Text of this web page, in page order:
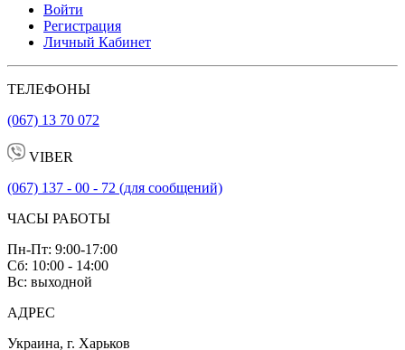
Войти
Регистрация
Личный Кабинет
ТЕЛЕФОНЫ
(067) 13 70 072
VIBER
(067) 137 - 00 - 72 (для сообщений)
ЧАСЫ РАБОТЫ
Пн-Пт: 9:00-17:00
Сб: 10:00 - 14:00
Вс: выходной
АДРЕС
Украина, г. Харьков